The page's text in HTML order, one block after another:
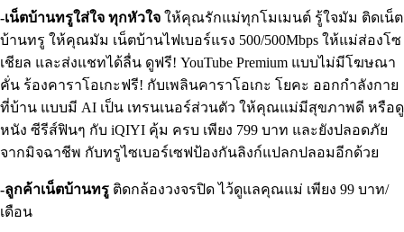
-เน็ตบ้านทรูใส่ใจ ทุกหัวใจ ให้คุณรักแม่ทุกโมเมนต์ รู้ใจมัม ติดเน็ต
บ้านทรู ให้คุณมัม เน็ตบ้านไฟเบอร์แรง 500/500Mbps ให้แม่ส่องโซ
เชียล และส่งแชทได้ลื่น ดูฟรี! YouTube Premium แบบไม่มีโฆษณา
คั่น ร้องคาราโอเกะฟรี! กับเพลินคาราโอเกะ โยคะ ออกกำลังกาย
ที่บ้าน แบบมี AI เป็น เทรนเนอร์ส่วนตัว ให้คุณแม่มีสุขภาพดี หรือดู
หนัง ซีรีส์ฟินๆ กับ iQIYI คุ้ม ครบ เพียง 799 บาท และยังปลอดภัย
จากมิจฉาชีพ กับทรูไซเบอร์เซฟป้องกันลิงก์แปลกปลอมอีกด้วย
-ลูกค้าเน็ตบ้านทรู ติดกล้องวงจรปิด ไว้ดูแลคุณแม่ เพียง 99 บาท/
เดือน